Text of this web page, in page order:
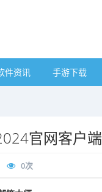
件资讯 手游下载
官网客户端
0次